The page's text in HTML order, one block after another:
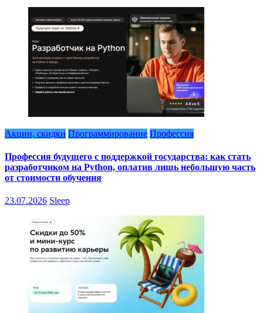
Акции, скидки Программирование Профессия
Профессия будущего с поддержкой государства: как стать
разработчиком на Python, оплатив лишь небольшую часть
от стоимости обучения
23.07.2026 Sleep